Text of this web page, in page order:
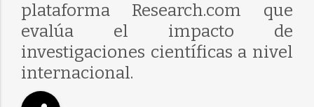
plataforma Research.com que
evalúa el impacto de
investigaciones científicas a nivel
internacional.